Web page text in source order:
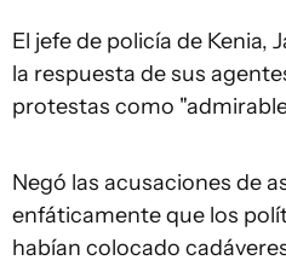
El jefe de policía de Kenia,
la respuesta de sus
protestas como
Negó las acusaciones de
enfáticamente que los
habían colocado